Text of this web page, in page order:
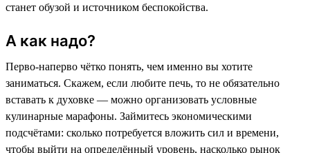
станет обузой и источником беспокойства.
А как надо?
Перво-наперво чётко понять, чем именно вы хотите
заниматься. Скажем, если любите печь, то не обязательно
вставать к духовке — можно организовать условные
кулинарные марафоны. Займитесь экономическими
подсчётами: сколько потребуется вложить сил и времени,
чтобы выйти на определённый уровень, насколько рынок